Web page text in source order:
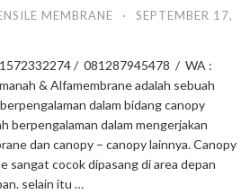
MEMBRANE ·
SEPTEMBER 17,
/ 081287945478 / WA :
& Alfamembrane adalah sebuah
dalam bidang canopy
berpengalaman dalam mengerjakan
dan canopy – canopy lainnya. Canopy
sangat cocok dipasang di area depan
selain itu …